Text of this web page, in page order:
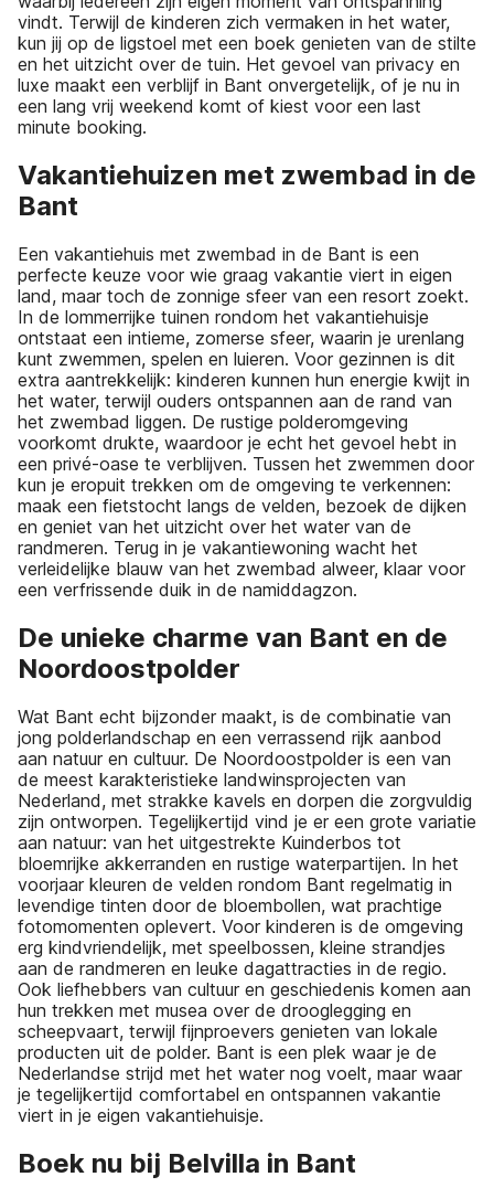
vindt. Terwijl de kinderen zich vermaken in het water,
kun jij op de ligstoel met een boek genieten van de stilte
en het uitzicht over de tuin. Het gevoel van privacy en
luxe maakt een verblijf in Bant onvergetelijk, of je nu in
een lang vrij weekend komt of kiest voor een last
minute booking.
Vakantiehuizen met zwembad in de
Bant
Een vakantiehuis met zwembad in de Bant is een
perfecte keuze voor wie graag vakantie viert in eigen
land, maar toch de zonnige sfeer van een resort zoekt.
In de lommerrijke tuinen rondom het vakantiehuisje
ontstaat een intieme, zomerse sfeer, waarin je urenlang
kunt zwemmen, spelen en luieren. Voor gezinnen is dit
extra aantrekkelijk: kinderen kunnen hun energie kwijt in
het water, terwijl ouders ontspannen aan de rand van
het zwembad liggen. De rustige polderomgeving
voorkomt drukte, waardoor je echt het gevoel hebt in
een privé-oase te verblijven. Tussen het zwemmen door
kun je eropuit trekken om de omgeving te verkennen:
maak een fietstocht langs de velden, bezoek de dijken
en geniet van het uitzicht over het water van de
randmeren. Terug in je vakantiewoning wacht het
verleidelijke blauw van het zwembad alweer, klaar voor
een verfrissende duik in de namiddagzon.
De unieke charme van Bant en de
Noordoostpolder
Wat Bant echt bijzonder maakt, is de combinatie van
jong polderlandschap en een verrassend rijk aanbod
aan natuur en cultuur. De Noordoostpolder is een van
de meest karakteristieke landwinsprojecten van
Nederland, met strakke kavels en dorpen die zorgvuldig
zijn ontworpen. Tegelijkertijd vind je er een grote variatie
aan natuur: van het uitgestrekte Kuinderbos tot
bloemrijke akkerranden en rustige waterpartijen. In het
voorjaar kleuren de velden rondom Bant regelmatig in
levendige tinten door de bloembollen, wat prachtige
fotomomenten oplevert. Voor kinderen is de omgeving
erg kindvriendelijk, met speelbossen, kleine strandjes
aan de randmeren en leuke dagattracties in de regio.
Ook liefhebbers van cultuur en geschiedenis komen aan
hun trekken met musea over de drooglegging en
scheepvaart, terwijl fijnproevers genieten van lokale
producten uit de polder. Bant is een plek waar je de
Nederlandse strijd met het water nog voelt, maar waar
je tegelijkertijd comfortabel en ontspannen vakantie
viert in je eigen vakantiehuisje.
Boek nu bij Belvilla in Bant